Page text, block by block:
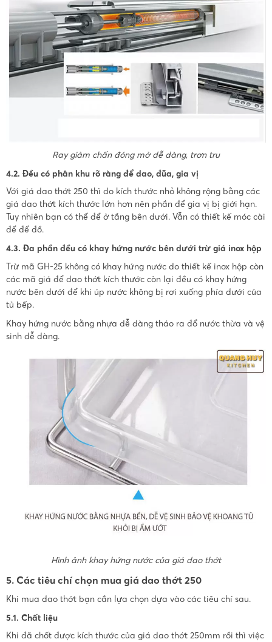
Ray giảm chấn đóng mở dễ dàng, trơn tru
4.2. Đều có phân khu rõ ràng để dao, đũa, gia vị
Với giá dao thớt 250 thì do kích thước nhỏ không rộng bằng các
giá dao thớt kích thước lớn hơn nên phần để gia vị bị giới hạn.
Tuy nhiên bạn có thể để ở tầng bên dưới. Vẫn có thiết kế móc cài
để để đồ.
4.3. Đa phần đều có khay hứng nước bên dưới trừ giá inox hộp
Trừ mã GH-25 không có khay hứng nước do thiết kế inox hộp còn
các mã giá để dao thớt kích thước còn lại đều có khay hứng
nước bên dưới để khi úp nước không bị rơi xuống phía dưới của
tủ bếp.
Khay hứng nước bằng nhựa dễ dàng tháo ra đổ nước thừa và vệ
sinh dễ dàng.
Hình ảnh khay hứng nước của giá dao thớt
5. Các tiêu chí chọn mua giá dao thớt 250
Khi mua dao thớt bạn cần lựa chọn dựa vào các tiêu chí sau.
5.1. Chất liệu
Khi đã chốt được kích thước của giá dao thớt 250mm rồi thì việc